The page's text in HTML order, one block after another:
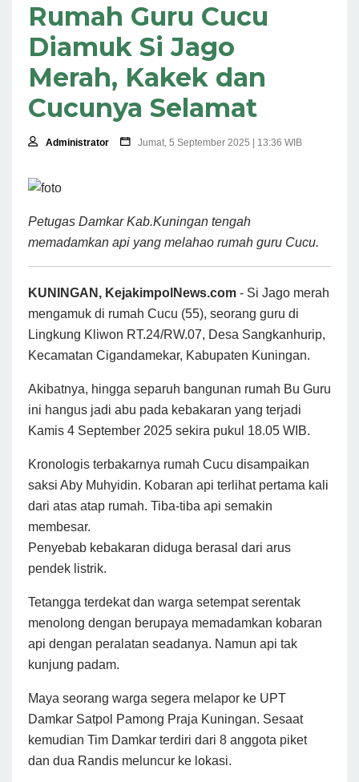
Rumah Guru Cucu
Diamuk Si Jago
Merah, Kakek dan
Cucunya Selamat
Administrator Jumat, 5 September 2025 | 13:36 WIB
Petugas Damkar Kab.Kuningan tengah
memadamkan api yang melahao rumah guru Cucu.
KUNINGAN, KejakimpolNews.com - Si Jago merah
mengamuk di rumah Cucu (55), seorang guru di
Lingkung Kliwon RT.24/RW.07, Desa Sangkanhurip,
Kecamatan Cigandamekar, Kabupaten Kuningan.
Akibatnya, hingga separuh bangunan rumah Bu Guru
ini hangus jadi abu pada kebakaran yang terjadi
Kamis 4 September 2025 sekira pukul 18.05 WIB.
Kronologis terbakarnya rumah Cucu disampaikan
saksi Aby Muhyidin. Kobaran api terlihat pertama kali
dari atas atap rumah. Tiba-tiba api semakin
membesar.
Penyebab kebakaran diduga berasal dari arus
pendek listrik.
Tetangga terdekat dan warga setempat serentak
menolong dengan berupaya memadamkan kobaran
api dengan peralatan seadanya. Namun api tak
kunjung padam.
Maya seorang warga segera melapor ke UPT
Damkar Satpol Pamong Praja Kuningan. Sesaat
kemudian Tim Damkar terdiri dari 8 anggota piket
dan dua Randis meluncur ke lokasi.